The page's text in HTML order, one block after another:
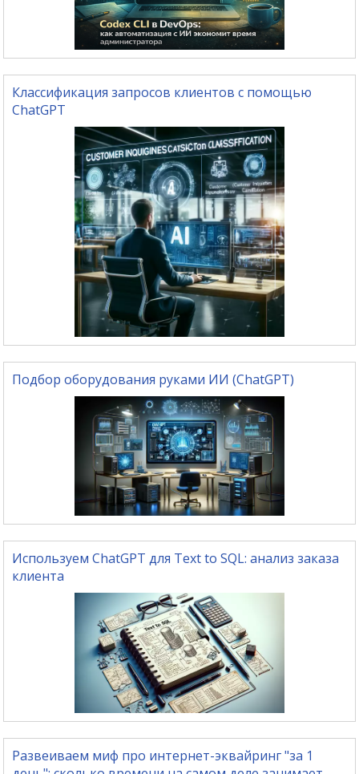
Классификация запросов клиентов с помощью
ChatGPT
Подбор оборудования руками ИИ (ChatGPT)
Используем ChatGPT для Text to SQL: анализ заказа
клиента
Развеиваем миф про интернет-эквайринг "за 1